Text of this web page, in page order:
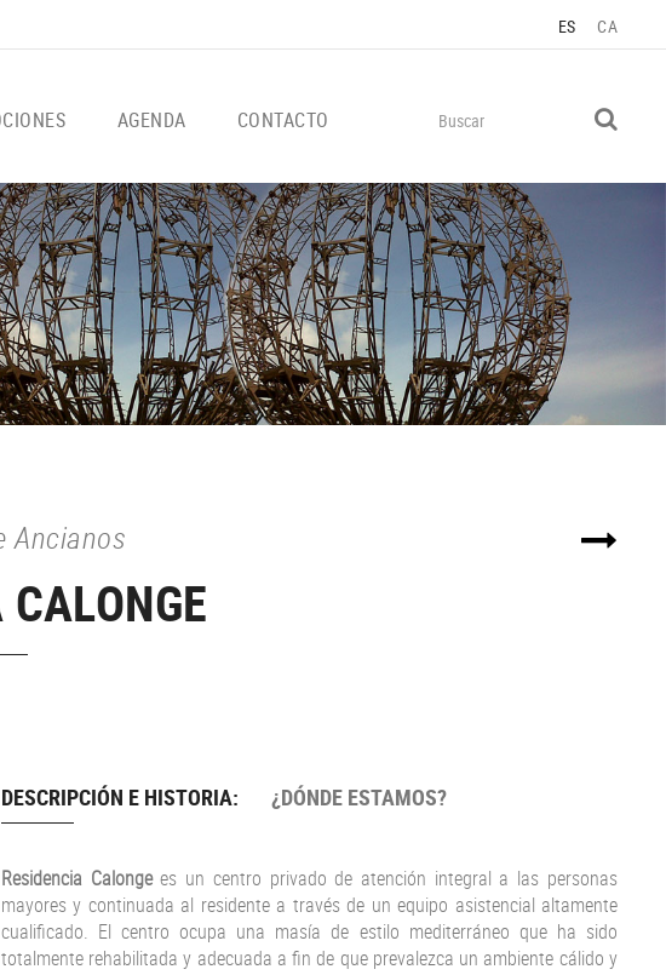
ES CA
AGENDA CONTACTO
Ancianos
DESCRIPCIÓN E HISTORIA: ¿DÓNDE ESTAMOS?
Residencia Calongees un centro privado de atención integral a las personas
mayores y continuada al residente a través de un equipo asistencial altamente
cualificado. El centro ocupa una masía de estilo mediterráneo que ha sido
totalmente rehabilitada y adecuada a fin de que prevalezca un ambiente cálido y